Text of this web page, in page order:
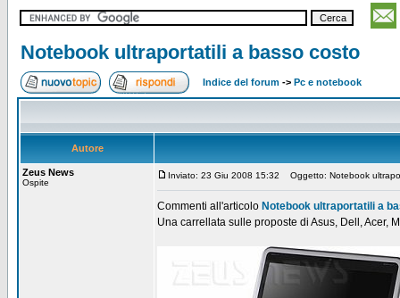
Notebook ultraportatili a basso costo
Indice del forum -> Pc e notebook
Autore
Zeus News
Ospite
Inviato: 23 Giu 2008 15:32 Oggetto: Notebook
Commenti all'articolo Notebook ultraportatili a
Una carrellata sulle proposte di Asus, Dell, Acer,